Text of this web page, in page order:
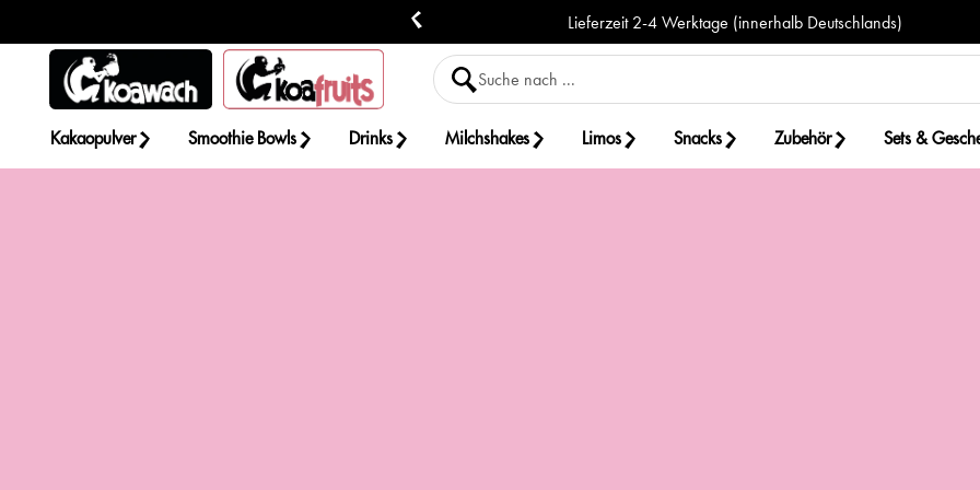
Lieferzeit 2-4 Werktage (innerhalb Deutschlands)
Kakaopulver Smoothie Bowls Drinks Milchshakes Limos Snacks Zubehör Sets &